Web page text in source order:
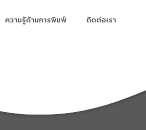
ความรู้ด้านการพิมพ์ ติดต่อเรา